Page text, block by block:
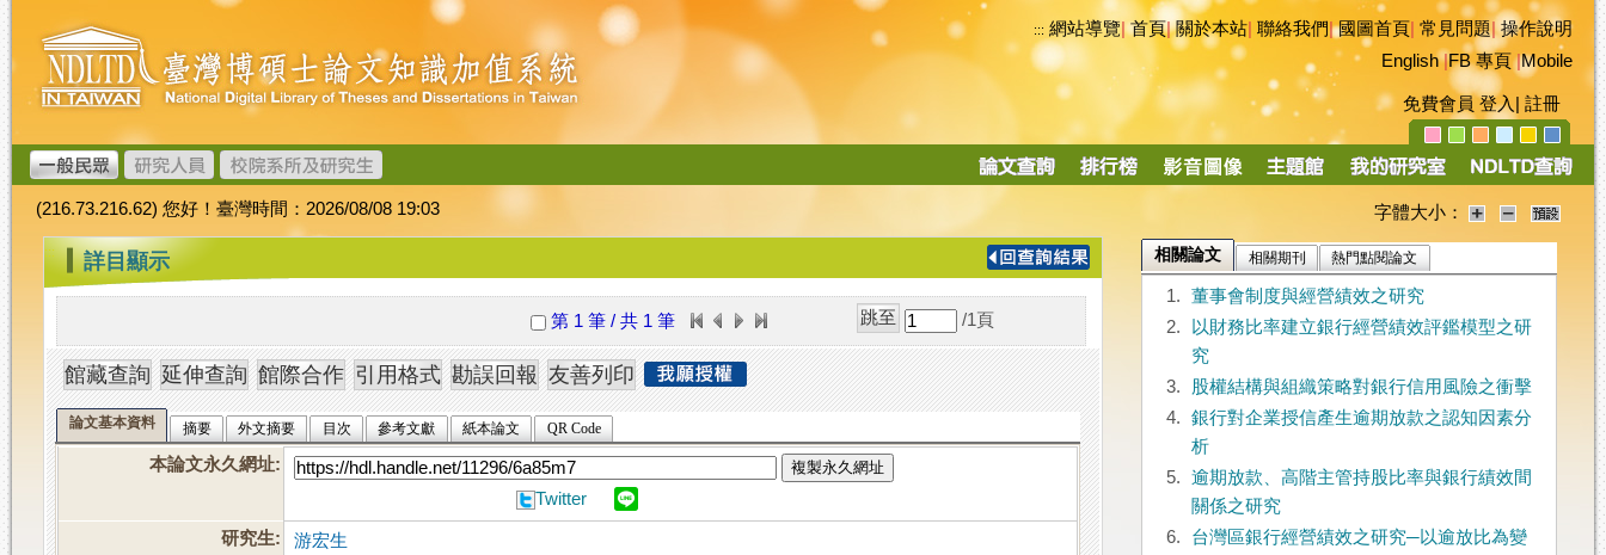
跳
到
主
要
內
容
臺
灣
博
碩
士
論
文
加
值
系
統
::: 網站導覽|首頁|關於本站 聯絡我們|國圖首頁 常見問題|操作說明
English|FB 專頁|Mobile
免費會員 登入 註冊
導
(216.73.216.62) 您好！臺灣時間：2026/08/08 19:03 字體大小：
::: 詳目顯示
第 1 筆 / 共 1 筆 /1 頁
論文基本資料 摘要 外文摘要 目次 參考文獻 紙本論文 QR Code
本論文永久網址: 複製永久網址
Twitter
研究生:
游宏生
相關論文 相關期刊 熱門點閱論文
1.
董事會制度與經營績效之研究
2.
以財務比率建立銀行經營績效評鑑模型之研
究
3.
股權結構與組織策略對銀行信用風險之衝擊
4.
銀行對企業授信產生逾期放款之認知因素分
析
5.
逾期放款、高階主管持股比率與銀行績效間
關係之研究
6.
台灣區銀行經營績效之研究─以逾放比為變